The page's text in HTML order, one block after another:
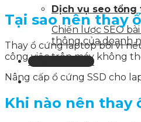
Dịch vụ seo tổng
Chiến lược SEO
thông của doanh
Liên hệ tư vấn
Tại sao nên thay
Thay ổ cứng laptop bởi vì
công việc trên máy không
Nâng cấp ổ cứng SSD cho
Khi nào nên thay